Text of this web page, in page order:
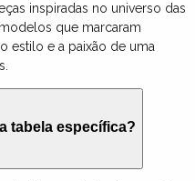
inspiradas no universo das
que marcaram
estilo e a paixão de uma
tabela específica?